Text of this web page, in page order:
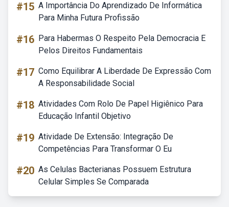
#15 A Importância Do Aprendizado De Informática
Para Minha Futura Profissão
#16 Para Habermas O Respeito Pela Democracia E
Pelos Direitos Fundamentais
#17 Como Equilibrar A Liberdade De Expressão Com
A Responsabilidade Social
#18 Atividades Com Rolo De Papel Higiênico Para
Educação Infantil Objetivo
#19 Atividade De Extensão: Integração De
Competências Para Transformar O Eu
#20 As Celulas Bacterianas Possuem Estrutura
Celular Simples Se Comparada